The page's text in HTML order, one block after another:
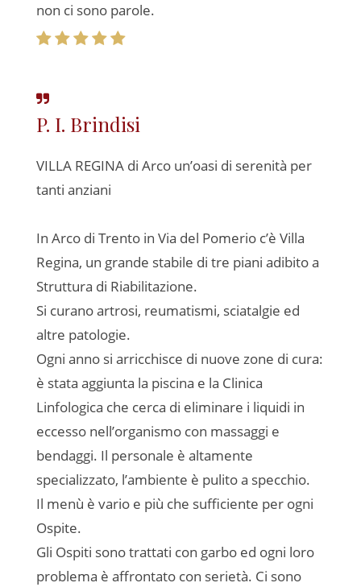
non ci sono parole.
P. I. Brindisi
VILLA REGINA di Arco un’oasi di serenità per
tanti anziani
In Arco di Trento in Via del Pomerio c’è Villa
Regina, un grande stabile di tre piani adibito a
Struttura di Riabilitazione.
Si curano artrosi, reumatismi, sciatalgie ed
altre patologie.
Ogni anno si arricchisce di nuove zone di cura:
è stata aggiunta la piscina e la Clinica
Linfologica che cerca di eliminare i liquidi in
eccesso nell’organismo con massaggi e
bendaggi. Il personale è altamente
specializzato, l’ambiente è pulito a specchio.
Il menù è vario e più che sufficiente per ogni
Ospite.
Gli Ospiti sono trattati con garbo ed ogni loro
problema è affrontato con serietà. Ci sono